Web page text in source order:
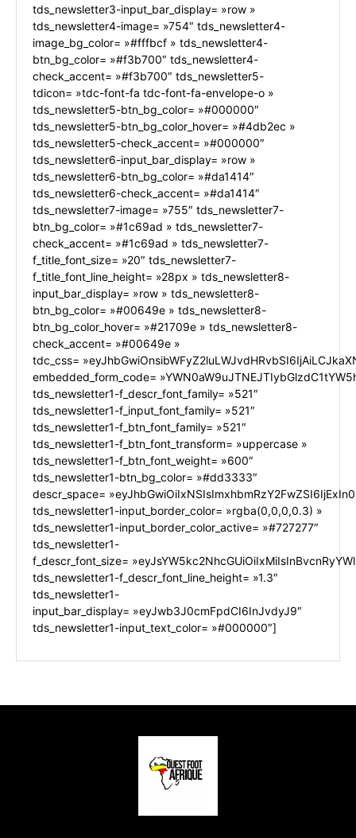
tds_newsletter3-input_bar_display= »row »
tds_newsletter4-image= »754″ tds_newsletter4-
image_bg_color= »#fffbcf » tds_newsletter4-
btn_bg_color= »#f3b700″ tds_newsletter4-
check_accent= »#f3b700″ tds_newsletter5-
tdicon= »tdc-font-fa tdc-font-fa-envelope-o »
tds_newsletter5-btn_bg_color= »#000000″
tds_newsletter5-btn_bg_color_hover= »#4db2ec »
tds_newsletter5-check_accent= »#000000″
tds_newsletter6-input_bar_display= »row »
tds_newsletter6-btn_bg_color= »#da1414″
tds_newsletter6-check_accent= »#da1414″
tds_newsletter7-image= »755″ tds_newsletter7-
btn_bg_color= »#1c69ad » tds_newsletter7-
check_accent= »#1c69ad » tds_newsletter7-
f_title_font_size= »20″ tds_newsletter7-
f_title_font_line_height= »28px » tds_newsletter8-
input_bar_display= »row » tds_newsletter8-
btn_bg_color= »#00649e » tds_newsletter8-
btn_bg_color_hover= »#21709e » tds_newsletter8-
check_accent= »#00649e »
tdc_css=
embedded_form_code=
tds_newsletter1-f_descr_font_family= »521″
tds_newsletter1-f_input_font_family= »521″
tds_newsletter1-f_btn_font_family= »521″
tds_newsletter1-f_btn_font_transform= »uppercase »
tds_newsletter1-f_btn_font_weight= »600″
tds_newsletter1-btn_bg_color= »#dd3333″
descr_space=
tds_newsletter1-input_border_color= »rgba(0,0,0,0.3) »
tds_newsletter1-input_border_color_active= »#727277″
tds_newsletter1-
f_descr_font_size=
tds_newsletter1-f_descr_font_line_height= »1.3″
tds_newsletter1-
input_bar_display= »eyJwb3J0cmFpdCI6InJvdyJ9″
tds_newsletter1-input_text_color= »#000000″]